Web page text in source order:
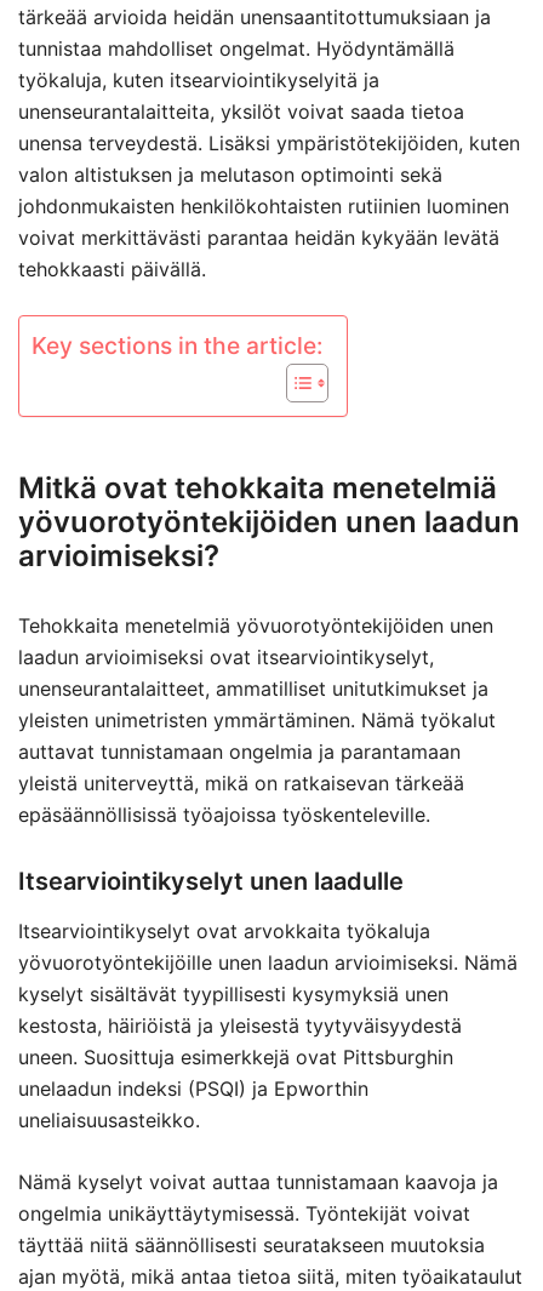
tärkeää arvioida heidän unensaantitottumuksiaan ja
tunnistaa mahdolliset ongelmat. Hyödyntämällä
työkaluja, kuten itsearviointikyselyitä ja
unenseurantalaitteita, yksilöt voivat saada tietoa
unensa terveydestä. Lisäksi ympäristötekijöiden, kuten
valon altistuksen ja melutason optimointi sekä
johdonmukaisten henkilökohtaisten rutiinien luominen
voivat merkittävästi parantaa heidän kykyään levätä
tehokkaasti päivällä.
Key sections in the article:
Mitkä ovat tehokkaita menetelmiä
yövuorotyöntekijöiden unen laadun
arvioimiseksi?
Tehokkaita menetelmiä yövuorotyöntekijöiden unen
laadun arvioimiseksi ovat itsearviointikyselyt,
unenseurantalaitteet, ammatilliset unitutkimukset ja
yleisten unimetristen ymmärtäminen. Nämä työkalut
auttavat tunnistamaan ongelmia ja parantamaan
yleistä uniterveyttä, mikä on ratkaisevan tärkeää
epäsäännöllisissä työajoissa työskenteleville.
Itsearviointikyselyt unen laadulle
Itsearviointikyselyt ovat arvokkaita työkaluja
yövuorotyöntekijöille unen laadun arvioimiseksi. Nämä
kyselyt sisältävät tyypillisesti kysymyksiä unen
kestosta, häiriöistä ja yleisestä tyytyväisyydestä
uneen. Suosittuja esimerkkejä ovat Pittsburghin
unelaadun indeksi (PSQI) ja Epworthin
uneliaisuusasteikko.
Nämä kyselyt voivat auttaa tunnistamaan kaavoja ja
ongelmia unikäyttäytymisessä. Työntekijät voivat
täyttää niitä säännöllisesti seuratakseen muutoksia
ajan myötä, mikä antaa tietoa siitä, miten työaikataulut